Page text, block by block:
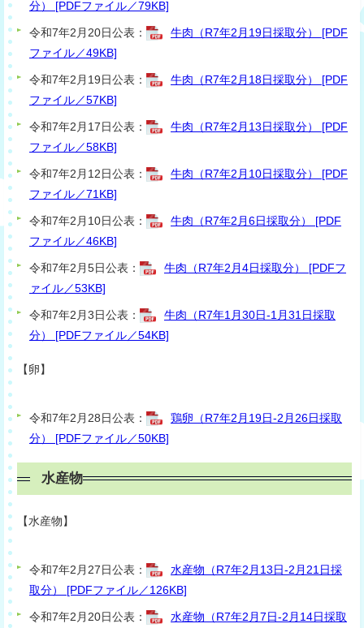
分） [PDFファイル／79KB]
令和7年2月20日公表：
牛肉（R7年2月19日採取分） [PDF
ファイル／49KB]
令和7年2月19日公表：
牛肉（R7年2月18日採取分） [PDF
ファイル／57KB]
令和7年2月17日公表：
牛肉（R7年2月13日採取分） [PDF
ファイル／58KB]
令和7年2月12日公表：
牛肉（R7年2月10日採取分） [PDF
ファイル／71KB]
令和7年2月10日公表：
牛肉（R7年2月6日採取分） [PDF
ファイル／46KB]
令和7年2月5日公表：
牛肉（R7年2月4日採取分） [PDFフ
ァイル／53KB]
令和7年2月3日公表：
牛肉（R7年1月30日-1月31日採取
分） [PDFファイル／54KB]
【卵】
令和7年2月28日公表：
鶏卵（R7年2月19日-2月26日採取
分） [PDFファイル／50KB]
水産物
【水産物】
令和7年2月27日公表：
水産物（R7年2月13日-2月21日採
取分） [PDFファイル／126KB]
令和7年2月20日公表：
水産物（R7年2月7日-2月14日採取